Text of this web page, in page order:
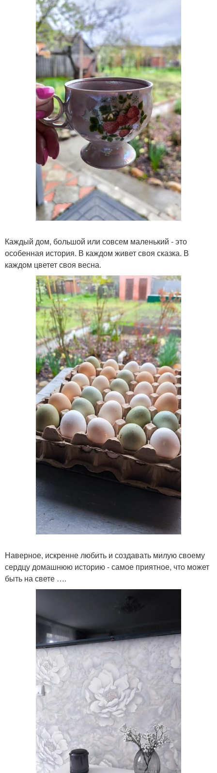
Каждый дом, большой или совсем маленький - это
особенная история. В каждом живет своя сказка. В
каждом цветет своя весна.
Наверное, искренне любить и создавать милую своему
сердцу домашнюю историю - самое приятное, что может
быть на свете ….